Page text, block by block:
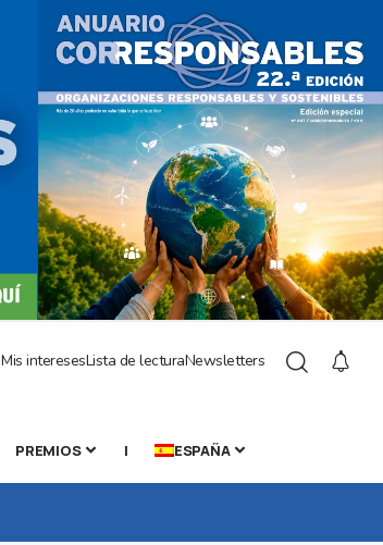
Mis interesesLista de lecturaNewsletters
PREMIOS | ESPAÑA